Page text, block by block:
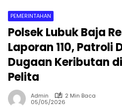
PEMERINTAHAN
Polsek Lubuk Baja
Laporan 110, Patroli
Dugaan Keributan
Pelita
Admin
2 Min Baca
05/05/2026